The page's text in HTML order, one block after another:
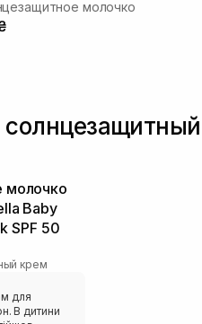
молочко
молочко
Baby
SPF 50
крем
для
В дитини